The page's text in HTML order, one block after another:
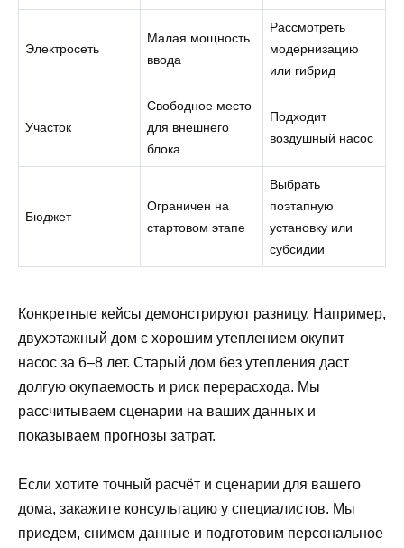
Электросеть
Малая мощность
ввода
Рассмотреть
модернизацию
или гибрид
Участок
Свободное место
для внешнего
блока
Подходит
воздушный насос
Бюджет
Ограничен на
стартовом этапе
Выбрать
поэтапную
установку или
субсидии
Конкретные кейсы демонстрируют разницу. Например,
двухэтажный дом с хорошим утеплением окупит
насос за 6–8 лет. Старый дом без утепления даст
долгую окупаемость и риск перерасхода. Мы
рассчитываем сценарии на ваших данных и
показываем прогнозы затрат.
Если хотите точный расчёт и сценарии для вашего
дома, закажите консультацию у специалистов. Мы
приедем, снимем данные и подготовим персональное